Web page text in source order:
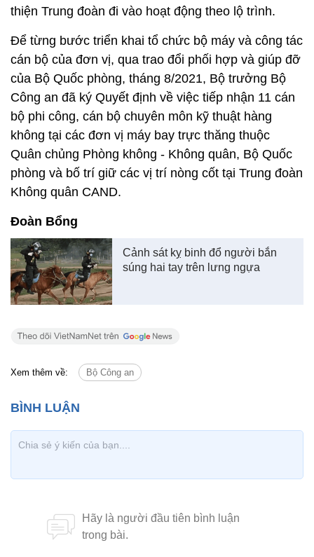
thiện Trung đoàn đi vào hoạt động theo lộ trình.
Để từng bước triển khai tổ chức bộ máy và công tác
cán bộ của đơn vị, qua trao đổi phối hợp và giúp đỡ
của Bộ Quốc phòng, tháng 8/2021, Bộ trưởng Bộ
Công an đã ký Quyết định về việc tiếp nhận 11 cán
bộ phi công, cán bộ chuyên môn kỹ thuật hàng
không tại các đơn vị máy bay trực thăng thuộc
Quân chủng Phòng không - Không quân, Bộ Quốc
phòng và bố trí giữ các vị trí nòng cốt tại Trung đoàn
Không quân CAND.
Đoàn Bổng
Cảnh sát kỵ binh đổ người bắn
súng hai tay trên lưng ngựa
Xem thêm về: Bộ Công an